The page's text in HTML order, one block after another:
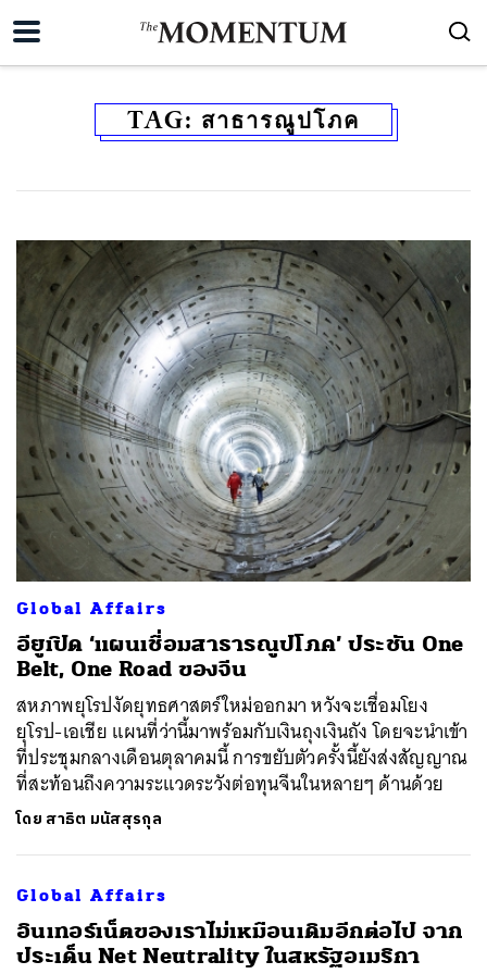
TAG: สาธารณูปโภค
Global Affairs
อียูเปิด ‘แผนเชื่อมสาธารณูปโภค’ ประชัน One
Belt, One Road ของจีน
สหภาพยุโรปงัดยุทธศาสตร์ใหม่ออกมา หวังจะเชื่อมโยง
ยุโรป-เอเชีย แผนที่ว่านี้มาพร้อมกับเงินถุงเงินถัง โดยจะนำเข้า
ที่ประชุมกลางเดือนตุลาคมนี้ การขยับตัวครั้งนี้ยังส่งสัญญาณ
ที่สะท้อนถึงความระแวดระวังต่อทุนจีนในหลายๆ ด้านด้วย
โดย สาธิต มนัสสุรกุล
Global Affairs
​อินเทอร์เน็ตของเราไม่เหมือนเดิมอีกต่อไป จาก
ประเด็น Net Neutrality ในสหรัฐอเมริกา
ค้นหา
SHARE TWEET LINE EMAIL